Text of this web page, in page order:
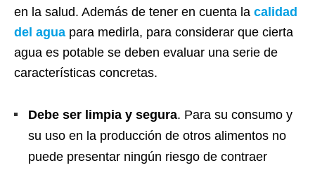
en la salud. Además de tener en cuenta la calidad
del agua para medirla, para considerar que cierta
agua es potable se deben evaluar una serie de
características concretas.
Debe ser limpia y segura. Para su consumo y
su uso en la producción de otros alimentos no
puede presentar ningún riesgo de contraer